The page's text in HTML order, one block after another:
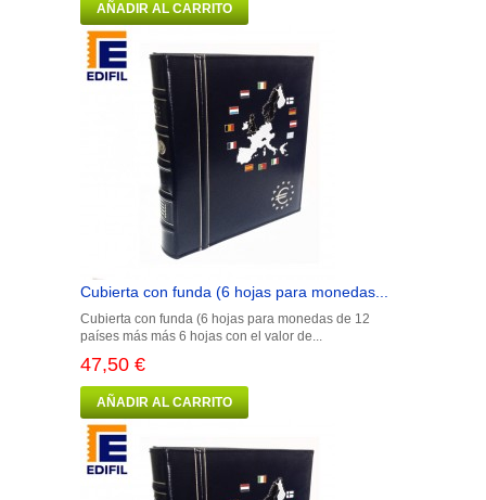
AÑADIR AL CARRITO
Cubierta con funda (6 hojas para monedas...
Cubierta con funda (6 hojas para monedas de 12
países más más 6 hojas con el valor de...
47,50 €
AÑADIR AL CARRITO